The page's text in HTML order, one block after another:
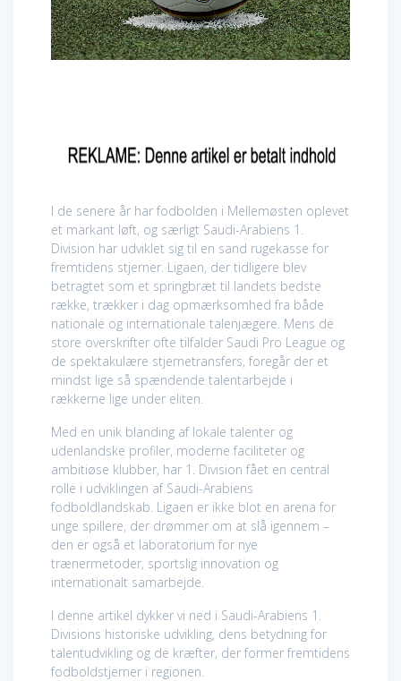
I de senere år har fodbolden i Mellemøsten oplevet
et markant løft, og særligt Saudi-Arabiens 1.
Division har udviklet sig til en sand rugekasse for
fremtidens stjerner. Ligaen, der tidligere blev
betragtet som et springbræt til landets bedste
række, trækker i dag opmærksomhed fra både
nationale og internationale talenjægere. Mens de
store overskrifter ofte tilfalder Saudi Pro League og
de spektakulære stjernetransfers, foregår der et
mindst lige så spændende talentarbejde i
rækkerne lige under eliten.
Med en unik blanding af lokale talenter og
udenlandske profiler, moderne faciliteter og
ambitiøse klubber, har 1. Division fået en central
rolle i udviklingen af Saudi-Arabiens
fodboldlandskab. Ligaen er ikke blot en arena for
unge spillere, der drømmer om at slå igennem –
den er også et laboratorium for nye
trænermetoder, sportslig innovation og
internationalt samarbejde.
I denne artikel dykker vi ned i Saudi-Arabiens 1.
Divisions historiske udvikling, dens betydning for
talentudvikling og de kræfter, der former fremtidens
fodboldstjerner i regionen.